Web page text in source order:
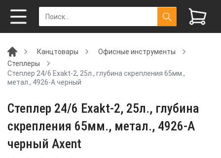
Канцтовары
Офисные инструменты
Степлеры
Степлер 24/6 Exakt-2, 25л., глубина скрепления 65мм.,
метал., 4926-A черный
Степлер 24/6 Exakt-2, 25л., глубина
скрепления 65мм., метал., 4926-A
черный Axent